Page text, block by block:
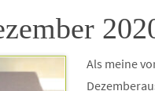
Als meine